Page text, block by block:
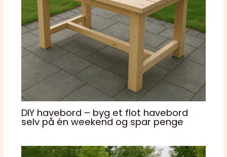
DIY havebord – byg et flot havebord
selv på én weekend og spar penge